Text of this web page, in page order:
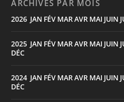
ARCHIVES PAR MOIS
2026 JAN FÉV MARAVR MAI JUIN
2025 JAN FÉV MARAVR MAI JUIN
DÉC
2024 JAN FÉV MARAVR MAI JUIN
DÉC